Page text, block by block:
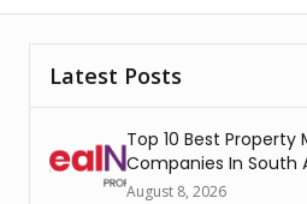
Latest Posts
Top 10 Best
Companies In South
August 8, 2026